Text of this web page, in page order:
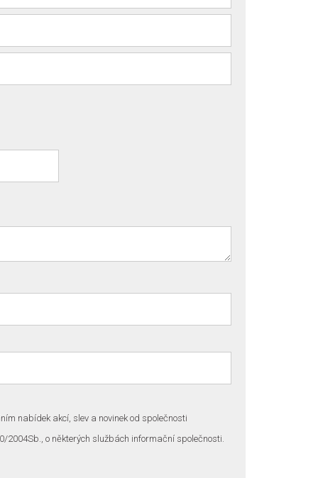
nabídek akcí, slev a novinek od společnosti
2004Sb., o některých službách informační společnosti.